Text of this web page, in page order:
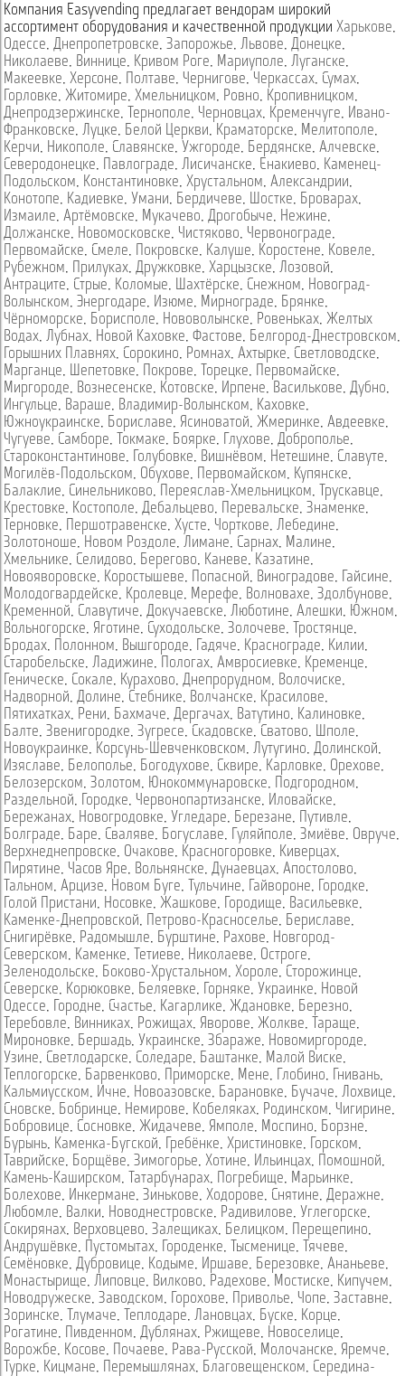
Компания Easyvending предлагает вендорам широкий
ассортимент оборудования и качественной продукции Харькове,
Одессе, Днепропетровске, Запорожье, Львове, Донецке,
Николаеве, Виннице, Кривом Роге, Мариуполе, Луганске,
Макеевке, Херсоне, Полтаве, Чернигове, Черкассах, Сумах,
Горловке, Житомире, Хмельницком, Ровно, Кропивницком,
Днепродзержинске, Тернополе, Черновцах, Кременчуге, Ивано-
Франковске, Луцке, Белой Церкви, Краматорске, Мелитополе,
Керчи, Никополе, Славянске, Ужгороде, Бердянске, Алчевске,
Северодонецке, Павлограде, Лисичанске, Енакиево, Каменец-
Подольском, Константиновке, Хрустальном, Александрии,
Конотопе, Кадиевке, Умани, Бердичеве, Шостке, Броварах,
Измаиле, Артёмовске, Мукачево, Дрогобыче, Нежине,
Должанске, Новомосковске, Чистяково, Червонограде,
Первомайске, Смеле, Покровске, Калуше, Коростене, Ковеле,
Рубежном, Прилуках, Дружковке, Харцызске, Лозовой,
Антраците, Стрые, Коломые, Шахтёрске, Снежном, Новоград-
Волынском, Энергодаре, Изюме, Мирнограде, Брянке,
Чёрноморске, Борисполе, Нововолынске, Ровеньках, Желтых
Водах, Лубнах, Новой Каховке, Фастове, Белгород-Днестровском,
Горышних Плавнях, Сорокино, Ромнах, Ахтырке, Светловодске,
Марганце, Шепетовке, Покрове, Торецке, Первомайске,
Миргороде, Вознесенске, Котовске, Ирпене, Василькове, Дубно,
Ингульце, Вараше, Владимир-Волынском, Каховке,
Южноукраинске, Бориславе, Ясиноватой, Жмеринке, Авдеевке,
Чугуеве, Самборе, Токмаке, Боярке, Глухове, Доброполье,
Староконстантинове, Голубовке, Вишнёвом, Нетешине, Славуте,
Могилёв-Подольском, Обухове, Первомайском, Купянске,
Балаклие, Синельниково, Переяслав-Хмельницком, Трускавце,
Крестовке, Костополе, Дебальцево, Перевальске, Знаменке,
Терновке, Першотравенске, Хусте, Чорткове, Лебедине,
Золотоноше, Новом Роздоле, Лимане, Сарнах, Малине,
Хмельнике, Селидово, Берегово, Каневе, Казатине,
Новояворовске, Коростышеве, Попасной, Виноградове, Гайсине,
Молодогвардейске, Кролевце, Мерефе, Волновахе, Здолбунове,
Кременной, Славутиче, Докучаевске, Люботине, Алешки, Южном,
Вольногорске, Яготине, Суходольске, Золочеве, Тростянце,
Бродах, Полонном, Вышгороде, Гадяче, Краснограде, Килии,
Старобельске, Ладижине, Пологах, Амвросиевке, Кременце,
Геническе, Сокале, Курахово, Днепрорудном, Волочиске,
Надворной, Долине, Стебнике, Волчанске, Красилове,
Пятихатках, Рени, Бахмаче, Дергачах, Ватутино, Калиновке,
Балте, Звенигородке, Зугресе, Скадовске, Сватово, Шполе,
Новоукраинке, Корсунь-Шевченковском, Лутугино, Долинской,
Изяславе, Белополье, Богодухове, Сквире, Карловке, Орехове,
Белозерском, Золотом, Юнокоммунаровске, Подгородном,
Раздельной, Городке, Червонопартизанске, Иловайске,
Бережанах, Новогродовке, Угледаре, Березане, Путивле,
Болграде, Баре, Сваляве, Богуславе, Гуляйполе, Змиёве, Овруче,
Верхнеднепровске, Очакове, Красногоровке, Киверцах,
Пирятине, Часов Яре, Вольнянске, Дунаевцах, Апостолово,
Тальном, Арцизе, Новом Буге, Тульчине, Гайвороне, Городке,
Голой Пристани, Носовке, Жашкове, Городище, Васильевке,
Каменке-Днепровской, Петрово-Красноселье, Бериславе,
Снигирёвке, Радомышле, Бурштине, Рахове, Новгород-
Северском, Каменке, Тетиеве, Николаеве, Остроге,
Зеленодольске, Боково-Хрустальном, Хороле, Сторожинце,
Северске, Корюковке, Беляевке, Горняке, Украинке, Новой
Одессе, Городне, Счастье, Кагарлике, Ждановке, Березно,
Теребовле, Винниках, Рожищах, Яворове, Жолкве, Тараще,
Мироновке, Бершадь, Украинске, Збараже, Новомиргороде,
Узине, Светлодарске, Соледаре, Баштанке, Малой Виске,
Теплогорске, Барвенково, Приморске, Мене, Глобино, Гнивань,
Кальмиусском, Ичне, Новоазовске, Барановке, Бучаче, Лохвице,
Сновске, Бобринце, Немирове, Кобеляках, Родинском, Чигирине,
Бобровице, Сосновке, Жидачеве, Ямполе, Моспино, Борзне,
Бурынь, Каменка-Бугской, Гребёнке, Христиновке, Горском,
Таврийске, Борщёве, Зимогорье, Хотине, Ильинцах, Помошной,
Камень-Каширском, Татарбунарах, Погребище, Марьинке,
Болехове, Инкермане, Зинькове, Ходорове, Снятине, Деражне,
Любомле, Валки, Новоднестровске, Радивилове, Углегорске,
Сокирянах, Верховцево, Залещиках, Белицком, Перещепино,
Андрушёвке, Пустомытах, Городенке, Тысменице, Тячеве,
Семёновке, Дубровице, Кодыме, Иршаве, Березовке, Ананьеве,
Монастырище, Липовце, Вилково, Радехове, Мостиске, Кипучем,
Новодружеске, Заводском, Горохове, Приволье, Чопе, Заставне,
Зоринске, Тлумаче, Теплодаре, Лановцах, Буске, Корце,
Рогатине, Пивденном, Дублянах, Ржищеве, Новоселице,
Ворожбе, Косове, Почаеве, Рава-Русской, Молочанске, Яремче,
Турке, Кицмане, Перемышлянах, Благовещенском, Середина-